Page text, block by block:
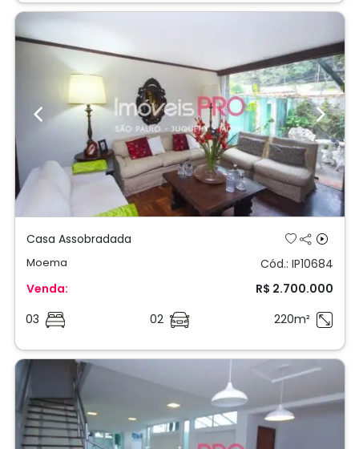
Previous Next
Casa Assobradada
Moema
Cód.: IP10684
Venda:
R$ 2.700.000
03
02 220m²